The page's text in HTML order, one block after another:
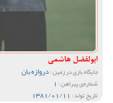
ابولفضل هاشمی
جایگاه بازی در زمین :دروازه بان
شماره‌ی پیراهن : 1
تاریخ تولد : 1381/01/11